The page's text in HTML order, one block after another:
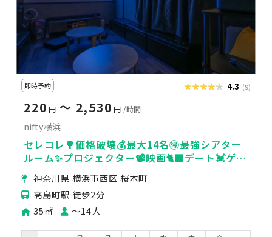
即時予約 ★★★★★
★★★★★ 4.3 (9)
220 円 〜 2,530 円 /時間
nifty横浜
セレコレ🌳価格破壊💰最大14名🉐最強シアター
ルーム✨プロジェクター📽️映画🐈‍⬛デート💓ゲー
ム🎮女子会💗推し活🌟24H🏪nifty横浜
神奈川県 横浜市西区 桜木町
高島町駅 徒歩2分
35㎡
〜14人